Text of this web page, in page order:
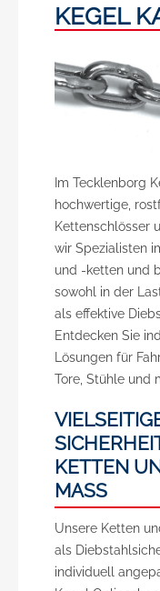
Laternen,
Hängesesseln,
Materialdurchmesser Innere Länge
Weite Bruchlast a mm b mm c mm in kg 2 12
KEGEL
Im Tecklenborg
hochwertige,
Kettenschlösser
wir Spezialisten
und -ketten und
sowohl in der
als effektive
Entdecken Sie
Lösungen für
Tore, Stühle und
KETTEN
MASS
Unsere Ketten
als
individuell